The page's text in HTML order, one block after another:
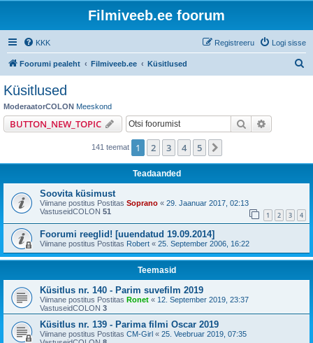
Filmiveeb.ee foorum
KKK Logi sisse
Registreeru
Foorumi pealeht Filmiveeb.ee Küsitlused
Küsitlused
ModeraatorCOLON Meeskond
BUTTON_NEW_TOPIC Otsi
141 teemat 1 2 3 4 5
Teadaanded
Soovita küsimust
Viimane postitus Postitas Soprano « 29. Jaanuar 2017, 02:13
VastuseidCOLON 51 1 2 3 4
Foorumi reeglid! [uuendatud 19.09.2014]
Viimane postitus Postitas Robert « 25. September 2006, 16:22
Teemasid
Küsitlus nr. 140 - Parim suvefilm 2019
Viimane postitus Postitas Ronet « 12. September 2019, 23:37
VastuseidCOLON 3
Küsitlus nr. 139 - Parima filmi Oscar 2019
Viimane postitus Postitas CM-Girl « 25. Veebruar 2019, 07:35